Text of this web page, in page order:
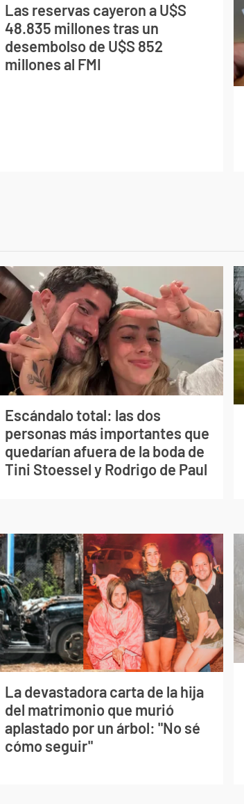
Las reservas cayeron a U$S
48.835 millones tras un
desembolso de U$S 852
millones al FMI
Escándalo total: las dos
personas más importantes que
quedarían afuera de la boda de
Tini Stoessel y Rodrigo de Paul
La devastadora carta de la hija
del matrimonio que murió
aplastado por un árbol: "No sé
cómo seguir"